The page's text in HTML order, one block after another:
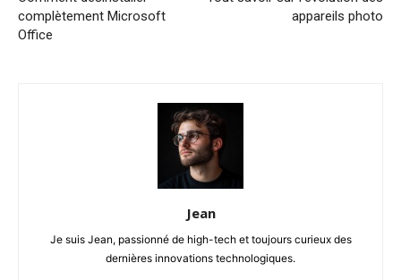
complètement Microsoft
Office
appareils photo
Jean
Je suis Jean, passionné de high-tech et toujours curieux des
dernières innovations technologiques.